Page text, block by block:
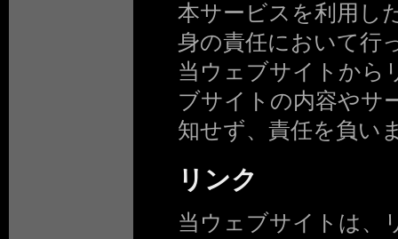
本サービスを利用し
身の責任において行
当ウェブサイトから
ブサイトの内容やサ
知せず、責任を負い
リンク
当ウェブサイトは、